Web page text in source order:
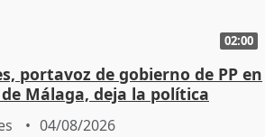
02:00
portavoz de gobierno de PP en
Málaga, deja la política
04/08/2026